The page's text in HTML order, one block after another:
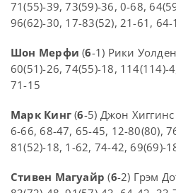
71(55)-39, 73(59)-36, 0-68,
96(62)-30, 17-83(52), 21-61, 64-1
Шон Мерфи (6-1) Рики Уолден
60(51)-26, 74(55)-18, 114(114)-
71-15
Марк Кинг (6-5) Джон Хиггинс
6-66, 68-47, 65-45, 12-80(80),
81(52)-18, 1-62, 74-42, 69(69)-
Стивен Магуайр (6-2) Грэм